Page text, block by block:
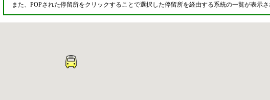
また、POPされた停留所をクリックすることで選択した停留所を経由する系統の一覧が表示